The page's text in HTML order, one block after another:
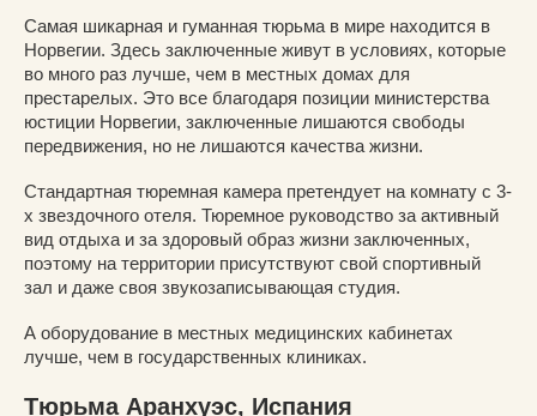
Самая шикарная и гуманная тюрьма в мире находится в
Норвегии. Здесь заключенные живут в условиях, которые
во много раз лучше, чем в местных домах для
престарелых. Это все благодаря позиции министерства
юстиции Норвегии, заключенные лишаются свободы
передвижения, но не лишаются качества жизни.
Стандартная тюремная камера претендует на комнату с 3-
х звездочного отеля. Тюремное руководство за активный
вид отдыха и за здоровый образ жизни заключенных,
поэтому на территории присутствуют свой спортивный
зал и даже своя звукозаписывающая студия.
А оборудование в местных медицинских кабинетах
лучше, чем в государственных клиниках.
Тюрьма Аранхуэс, Испания